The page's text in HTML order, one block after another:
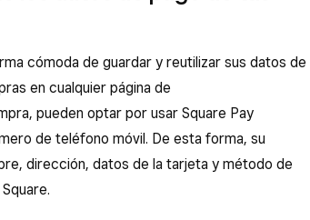
Apple PayoAceptar Google Pay
en tu página web, pero no aparecen las
prueba estas soluciones:
animar a la clientela a repetir en tu
tarjetas regalo.
cómoda de guardar y reutilizar sus datos de
en cualquier página de
pueden optar por usar Square Pay
de teléfono móvil. De esta forma, su
dirección, datos de la tarjeta y método de